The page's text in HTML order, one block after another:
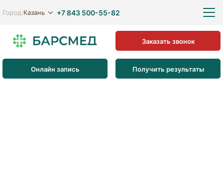
Город:Казань +7 843 500-55-82
Онлайн запись Получить результаты
Заказать звонок